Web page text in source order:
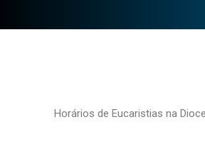
Horários de Eucaristias na